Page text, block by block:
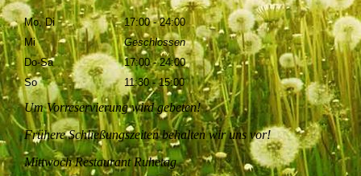
Mo, Di
17:00 - 24:00
Mi
Geschlossen
Do-Sa
17:00 - 24:00
So
11:30 - 15:00
Um Vorreservierung wird gebeten!
Frühere Schließungszeiten behalten wir uns vor!
Mittwoch Restaurant Ruhetag